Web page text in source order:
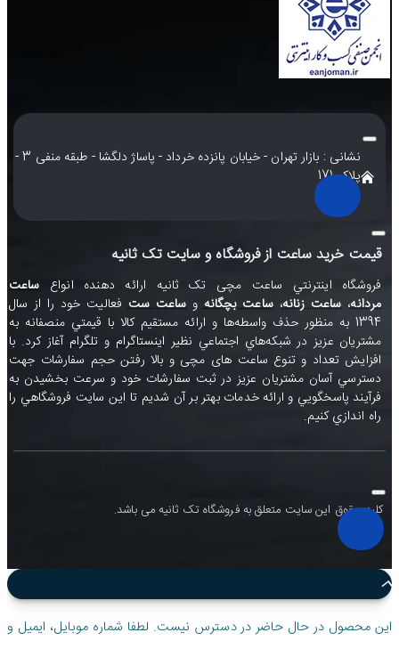
نشانی : بازار تهران - خیابان پانزده خرداد - پاساژ دلگشا - طبقه منفی 3 -
پلاک 171
قیمت خرید ساعت از فروشگاه و سایت تک ثانیه
فروشگاه اينترنتي ساعت مچی تک ثانيه ارائه دهنده انواع ساعت
مردانه، ساعت زنانه،ساعت بچگانهو ساعت ستفعاليت خود را از سال
1394 به منظور حذف واسطه‌ها و ارائه مستقيم کالا با قيمتي منصفانه به
مشتريان عزيز در شبکه‌هاي اجتماعي نظير اينستاگرام و تلگرام آغاز کرد. با
افزايش تعداد و تنوع ساعت های مچی و بالا رفتن حجم سفارشات جهت
دسترسي آسان مشتريان عزيز در ثبت سفارشات خود و سرعت بخشيدن به
فرآيند پاسخگويي و ارائه خدمات بهتر بر آن شديم تا اين سايت فروشگاهي را
راه اندازي کنيم.
کلیه حقوق این سایت متعلق به فروشگاه تک ثانیه می باشد.
این محصول در حال حاضر در دسترس نیست. لطفا شماره موبایل، ایمیل و